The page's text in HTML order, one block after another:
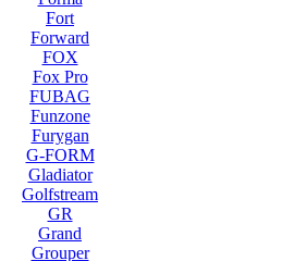
Fort
Forward
FOX
Fox Pro
FUBAG
Funzone
Furygan
G-FORM
Gladiator
Golfstream
GR
Grand
Grouper